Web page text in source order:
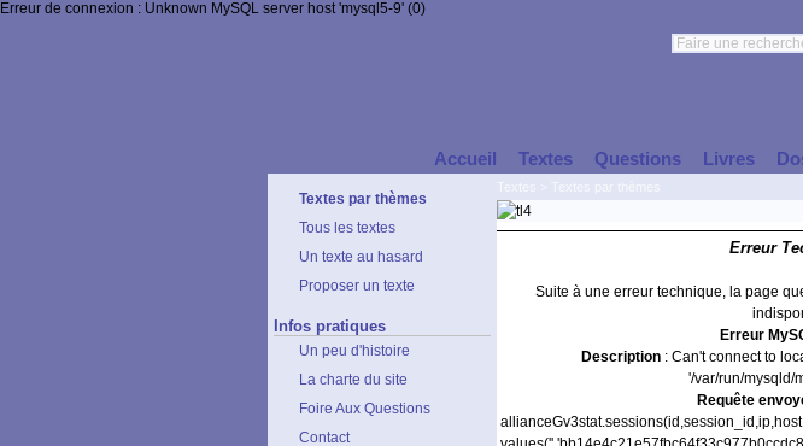
Erreur de connexion : Unknown MySQL server host 'mysql5-9' (0)
Accueil Textes Questions Livres
Textes par thèmes
Tous les textes
Un texte au hasard
Proposer un texte
Infos pratiques
Un peu d'histoire
La charte du site
Foire Aux Questions
Contact
Erreur
Suite à une erreur technique, la page
Erreur
Description: Can't connect to
'/var/run/mysqld/
Requête